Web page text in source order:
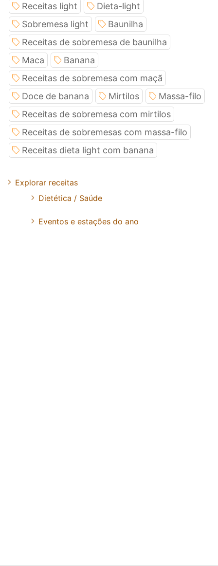
Receitas light
Dieta-light
Sobremesa light
Baunilha
Receitas de sobremesa de baunilha
Maca
Banana
Receitas de sobremesa com maçã
Doce de banana
Mirtilos
Massa-filo
Receitas de sobremesa com mirtilos
Receitas de sobremesas com massa-filo
Receitas dieta light com banana
Explorar receitas
Dietética / Saúde
Eventos e estações do ano